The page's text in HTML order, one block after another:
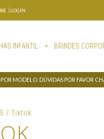
LOGIN
INFANTIL BRINDES
MODELO. DÚVIDAS POR FAVOR
/ Tiktok